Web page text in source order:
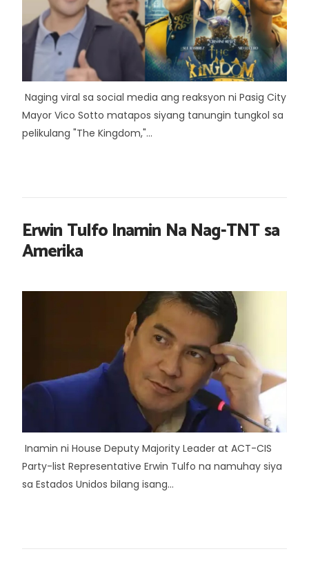
Naging viral sa social media ang reaksyon ni Pasig City
Mayor Vico Sotto matapos siyang tanungin tungkol sa
pelikulang "The Kingdom,"...
Erwin Tulfo Inamin Na Nag-TNT sa
Amerika
Inamin ni House Deputy Majority Leader at ACT-CIS
Party-list Representative Erwin Tulfo na namuhay siya
sa Estados Unidos bilang isang...